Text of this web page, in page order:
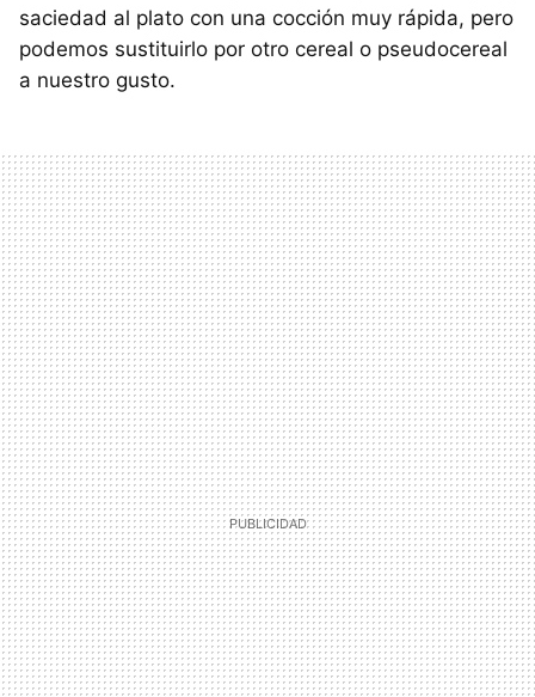
saciedad al plato con una cocción muy rápida, pero
podemos sustituirlo por otro cereal o pseudocereal
a nuestro gusto.